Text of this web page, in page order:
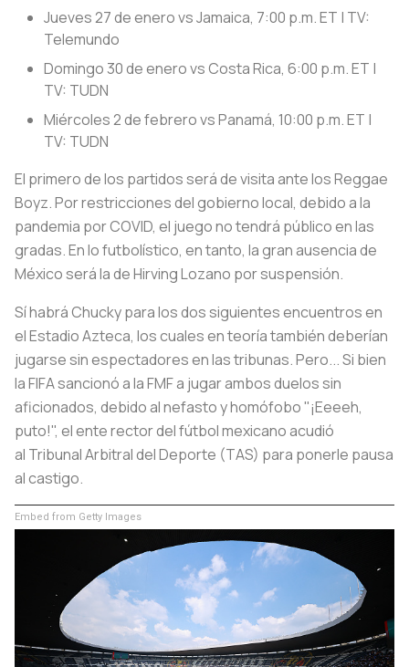
Jueves 27 de enero vs Jamaica, 7:00 p.m. ET | TV:
Telemundo
Domingo 30 de enero vs Costa Rica, 6:00 p.m. ET |
TV: TUDN
Miércoles 2 de febrero vs Panamá, 10:00 p.m. ET |
TV: TUDN
El primero de los partidos será de visita ante los Reggae
Boyz. Por restricciones del gobierno local, debido a la
pandemia por COVID, el juego no tendrá público en las
gradas. En lo futbolístico, en tanto, la gran ausencia de
México será la de Hirving Lozano por suspensión.
Sí habrá Chucky para los dos siguientes encuentros en
el Estadio Azteca, los cuales en teoría también deberían
jugarse sin espectadores en las tribunas. Pero... Si bien
la FIFA sancionó a la FMF a jugar ambos duelos sin
aficionados, debido al nefasto y homófobo "¡Eeeeh,
puto!", el ente rector del fútbol mexicano acudió
al Tribunal Arbitral del Deporte (TAS) para ponerle pausa
al castigo.
Embed from Getty Images